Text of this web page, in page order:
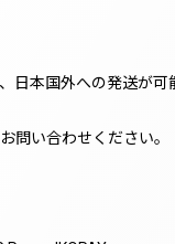
本国外への発送が
問い合わせください。